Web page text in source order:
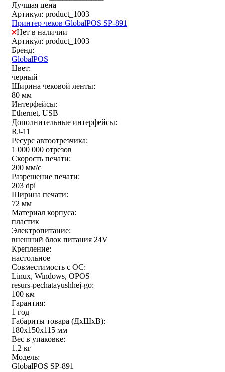
Лучшая цена
Артикул: product_1003
Принтер чеков GlobalPOS SP-891
Нет в наличии
Артикул: product_1003
Бренд:
GlobalPOS
Цвет:
черный
Ширина чековой ленты:
80 мм
Интерфейсы:
Ethernet, USB
Дополнительные интерфейсы:
RJ-11
Ресурс автоотрезчика:
1 000 000 отрезов
Скорость печати:
200 мм/с
Разрешение печати:
203 dpi
Ширина печати:
72 мм
Материал корпуса:
пластик
Электропитание:
внешний блок питания 24V
Крепление:
настольное
Совместимость с ОС:
Linux, Windows, OPOS
resurs-pechatayushhej-go:
100 км
Гарантия:
1 год
Габариты товара (ДxШxВ):
180х150х115 мм
Вес в упаковке:
1.2 кг
Модель:
GlobalPOS SP-891